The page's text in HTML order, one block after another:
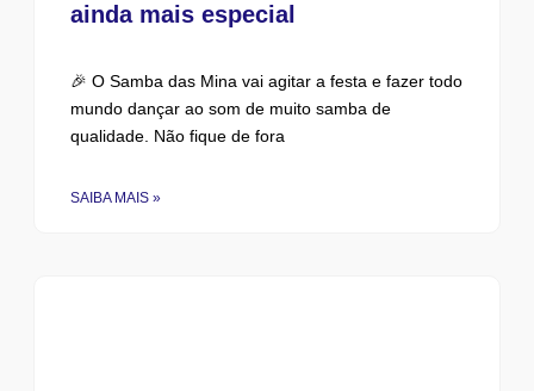
ainda mais especial
🎉 O Samba das Mina vai agitar a festa e fazer todo
mundo dançar ao som de muito samba de
qualidade. Não fique de fora
SAIBA MAIS »